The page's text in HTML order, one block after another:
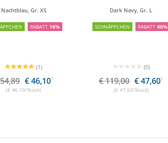
Nachtblau, Gr. XS
RABATT 16%
(1)
€ 46,101
(€ 46,10/Stück)
Dark Navy, Gr. L
SCHNÄPPCHEN RABATT 60%
(0)
€ 119,00 € 47,601
(€ 47,60/Stück)